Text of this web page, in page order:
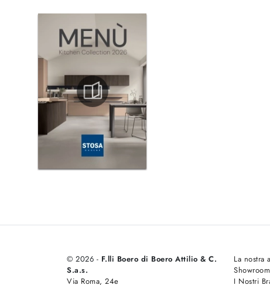
© 2026 - F.lli Boero di Boero Attilio & C.
S.a.s.
Via Roma, 24e
La nostra
Showroom
I Nostri